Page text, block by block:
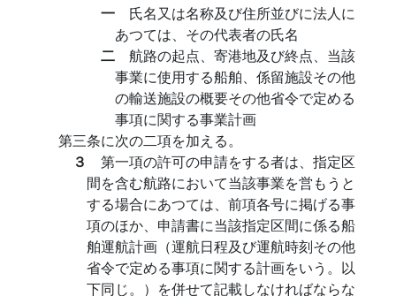
一 氏名又は名称及び住所並びに法人に
あつては、その代表者の氏名
二 航路の起点、寄港地及び終点、当該
事業に使用する船舶、係留施設その他
の輸送施設の概要その他省令で定める
事項に関する事業計画
第三条に次の二項を加える。
３ 第一項の許可の申請をする者は、指定区
間を含む航路において当該事業を営もうと
する場合にあつては、前項各号に掲げる事
項のほか、申請書に当該指定区間に係る船
舶運航計画（運航日程及び運航時刻その他
省令で定める事項に関する計画をいう。以
下同じ。）を併せて記載しなければならな